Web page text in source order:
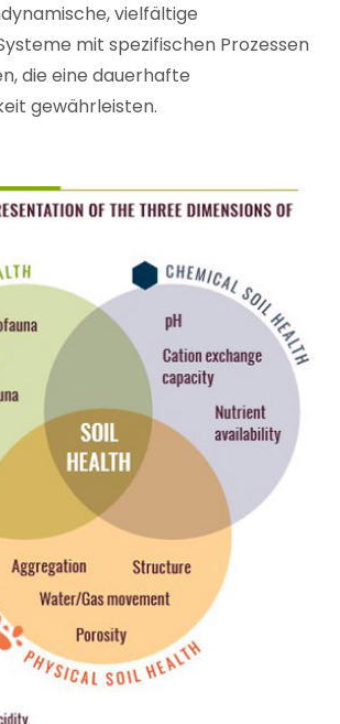
vielfältige
mit spezifischen Prozessen
die eine dauerhafte
gewährleisten.